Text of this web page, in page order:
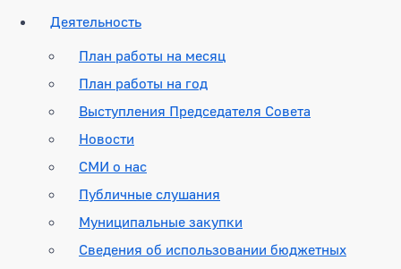
Деятельность
План работы на месяц
План работы на год
Выступления Председателя Совета
Новости
СМИ о нас
Публичные слушания
Муниципальные закупки
Сведения об использовании бюджетных